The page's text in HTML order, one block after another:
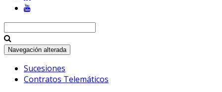
Navegación alterada
Sucesiones
Contratos Telemáticos